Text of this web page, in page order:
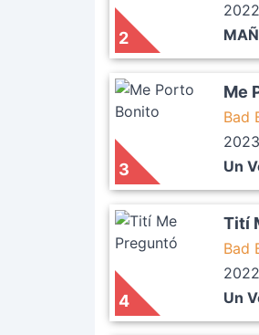
2
2022
3
Me
Bad
2023
Un
4
Tití
Bad
2022
Un